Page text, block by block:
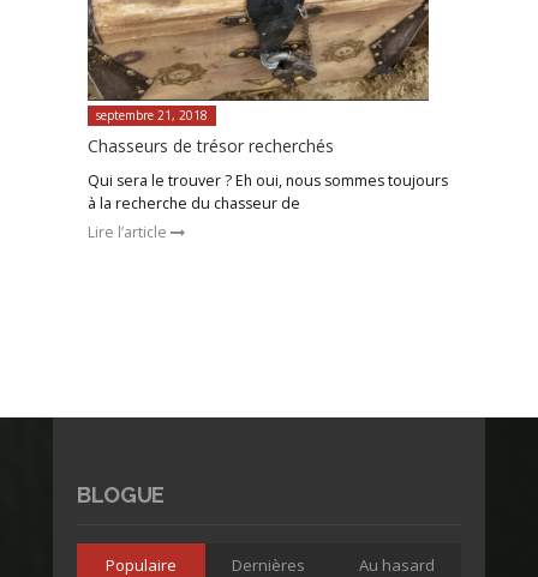
septembre 21, 2018
Chasseurs de trésor recherchés
Qui sera le trouver ? Eh oui, nous sommes toujours
à la recherche du chasseur de
Lire l’article
BLOGUE
Populaire Dernières Au hasard